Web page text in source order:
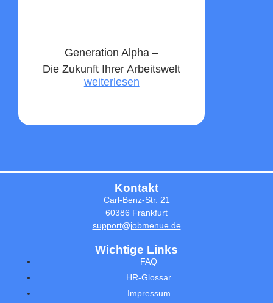
Generation Alpha –
Die Zukunft Ihrer Arbeitswelt
weiterlesen
Kontakt
Carl-Benz-Str. 21
60386 Frankfurt
support@jobmenue.de
Wichtige Links
FAQ
HR-Glossar
Impressum